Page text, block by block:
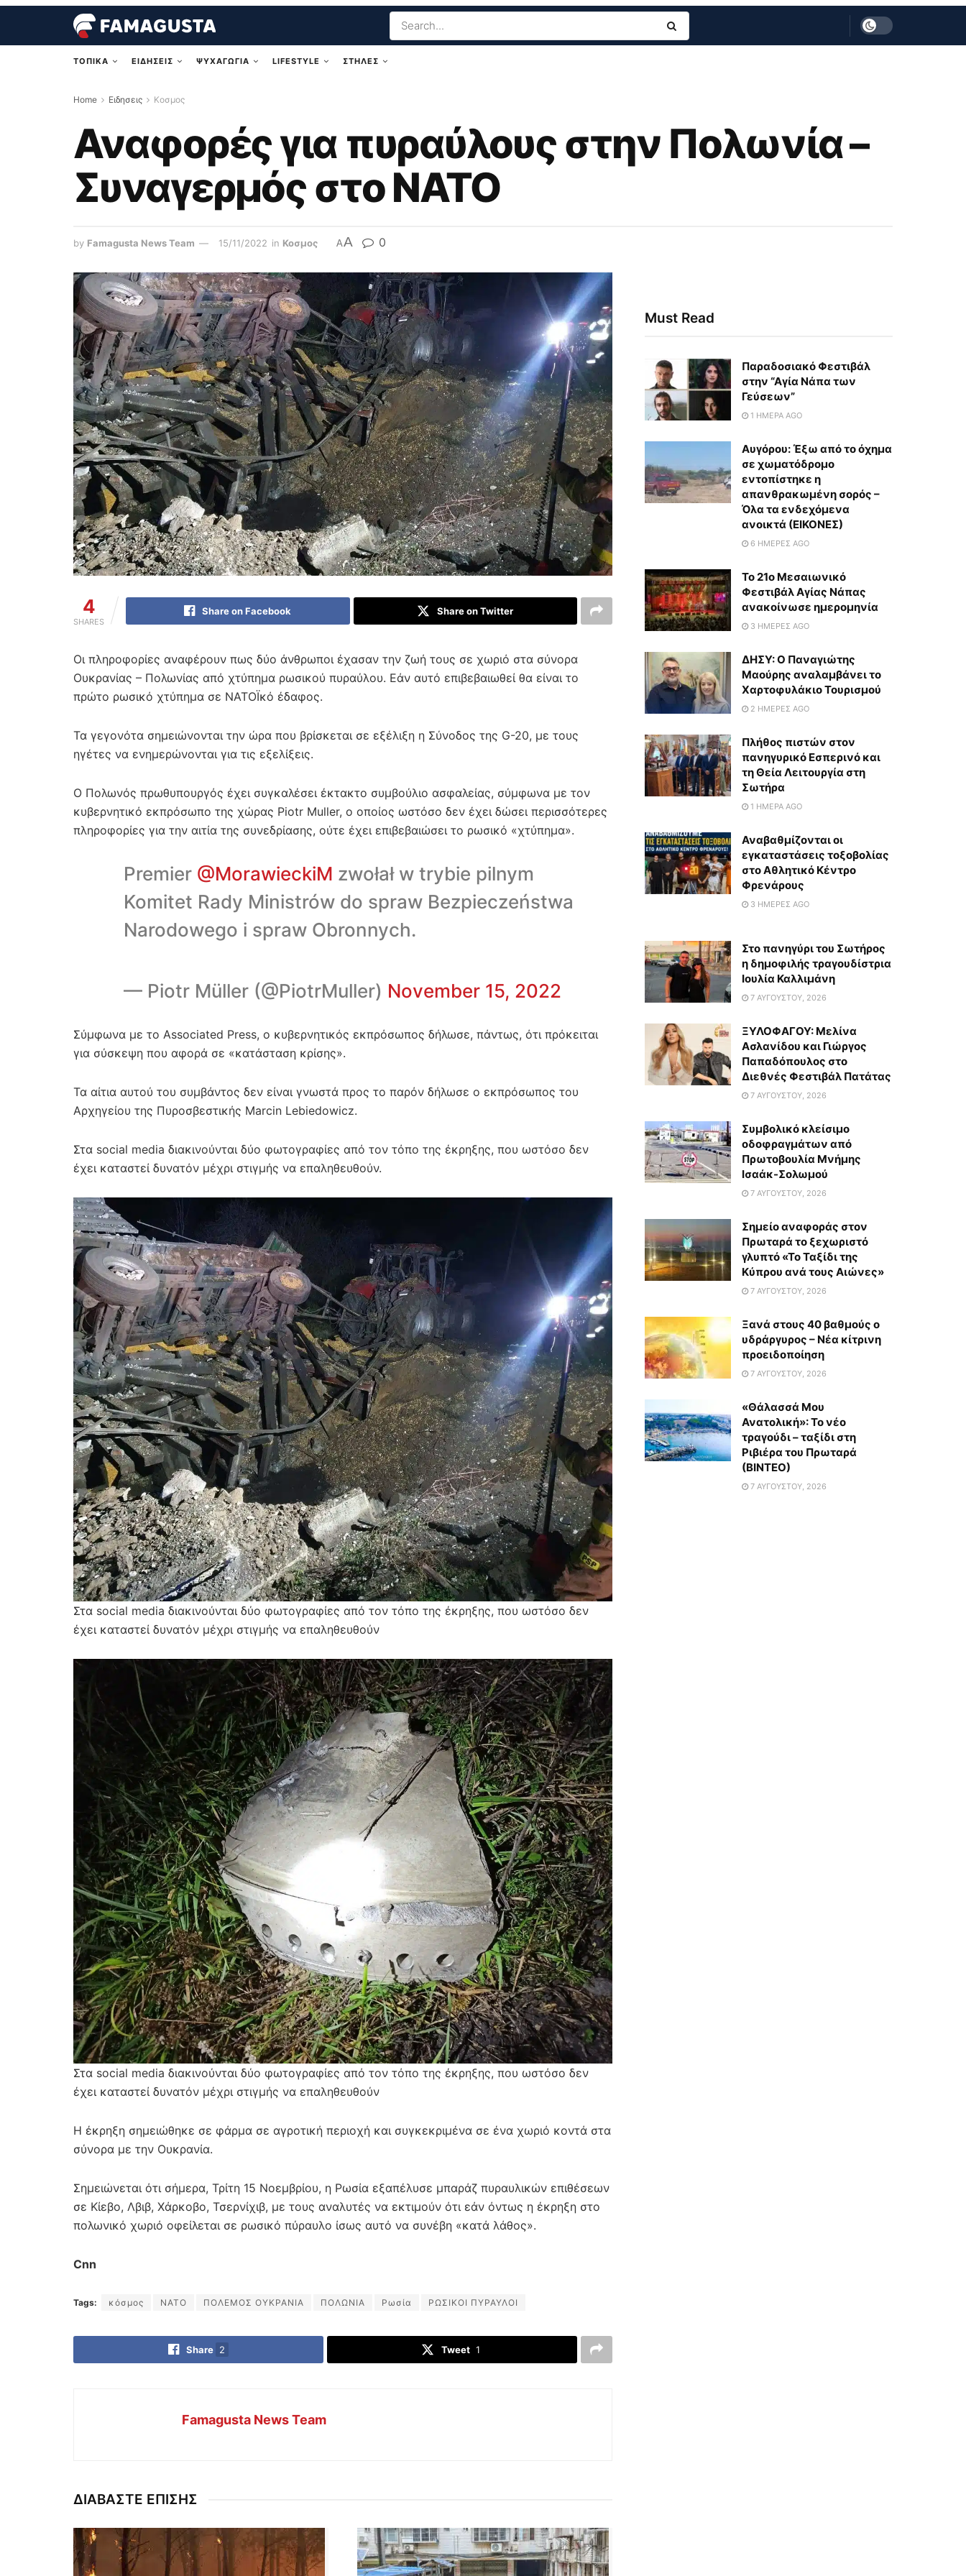
ΤΟΠΙΚΑ ΕΙΔΗΣΕΙΣ ΨΥΧΑΓΩΓΙΑ LIFESTYLE ΣΤΗΛΕΣ
Home Ειδησεις Κοσμος
Αναφορές για πυραύλους στην Πολωνία –
Συναγερμός στο ΝΑΤΟ
by Famagusta News Team 15/11/2022 in Κοσμος AA 0
4
SHARES
Share on Facebook Share on Twitter
Οι πληροφορίες αναφέρουν πως δύο άνθρωποι έχασαν την ζωή τους σε χωριό στα σύνορα
Ουκρανίας – Πολωνίας από χτύπημα ρωσικού πυραύλου. Εάν αυτό επιβεβαιωθεί θα είναι το
πρώτο ρωσικό χτύπημα σε ΝΑΤΟΪκό έδαφος.
Τα γεγονότα σημειώνονται την ώρα που βρίσκεται σε εξέλιξη η Σύνοδος της G-20, με τους
ηγέτες να ενημερώνονται για τις εξελίξεις.
Ο Πολωνός πρωθυπουργός έχει συγκαλέσει έκτακτο συμβούλιο ασφαλείας, σύμφωνα με τον
κυβερνητικό εκπρόσωπο της χώρας Piotr Muller, ο οποίος ωστόσο δεν έχει δώσει περισσότερες
πληροφορίες για την αιτία της συνεδρίασης, ούτε έχει επιβεβαιώσει το ρωσικό «χτύπημα».
Premier @MorawieckiM zwołał w trybie pilnym
Komitet Rady Ministrów do spraw Bezpieczeństwa
Narodowego i spraw Obronnych.
— Piotr Müller (@PiotrMuller) November 15, 2022
Σύμφωνα με το Associated Press, ο κυβερνητικός εκπρόσωπος δήλωσε, πάντως, ότι πρόκειται
για σύσκεψη που αφορά σε «κατάσταση κρίσης».
Τα αίτια αυτού του συμβάντος δεν είναι γνωστά προς το παρόν δήλωσε ο εκπρόσωπος του
Αρχηγείου της Πυροσβεστικής Marcin Lebiedowicz.
Στα social media διακινούνται δύο φωτογραφίες από τον τόπο της έκρηξης, που ωστόσο δεν
έχει καταστεί δυνατόν μέχρι στιγμής να επαληθευθούν.
Στα social media διακινούνται δύο φωτογραφίες από τον τόπο της έκρηξης, που ωστόσο δεν
έχει καταστεί δυνατόν μέχρι στιγμής να επαληθευθούν
Στα social media διακινούνται δύο φωτογραφίες από τον τόπο της έκρηξης, που ωστόσο δεν
έχει καταστεί δυνατόν μέχρι στιγμής να επαληθευθούν
Η έκρηξη σημειώθηκε σε φάρμα σε αγροτική περιοχή και συγκεκριμένα σε ένα χωριό κοντά στα
σύνορα με την Ουκρανία.
Σημειώνεται ότι σήμερα, Τρίτη 15 Νοεμβρίου, η Ρωσία εξαπέλυσε μπαράζ πυραυλικών επιθέσεων
σε Κίεβο, Λβιβ, Χάρκοβο, Τσερνίχιβ, με τους αναλυτές να εκτιμούν ότι εάν όντως η έκρηξη στο
πολωνικό χωριό οφείλεται σε ρωσικό πύραυλο ίσως αυτό να συνέβη «κατά λάθος».
Cnn
Tags: κόσμος ΝΑΤΟ ΠΟΛΕΜΟΣ ΟΥΚΡΑΝΙΑ ΠΟΛΩΝΙΑ Ρωσία ΡΩΣΙΚΟΙ ΠΥΡΑΥΛΟΙ
Share 2 Tweet 1
Famagusta News Team
ΔΙΑΒΑΣΤΕ ΕΠΙΣΗΣ
Must Read
Παραδοσιακό Φεστιβάλ
στην “Αγία Νάπα των
Γεύσεων”
1 ΗΜΈΡΑ AGO
Αυγόρου: Έξω από το όχημα
σε χωματόδρομο
εντοπίστηκε η
απανθρακωμένη σορός –
Όλα τα ενδεχόμενα
ανοικτά (ΕΙΚΟΝΕΣ)
6 ΗΜΈΡΕΣ AGO
To 21ο Μεσαιωνικό
Φεστιβάλ Αγίας Νάπας
ανακοίνωσε ημερομηνία
3 ΗΜΈΡΕΣ AGO
ΔΗΣΥ: Ο Παναγιώτης
Μαούρης αναλαμβάνει το
Χαρτοφυλάκιο Τουρισμού
2 ΗΜΈΡΕΣ AGO
Πλήθος πιστών στον
πανηγυρικό Εσπερινό και
τη Θεία Λειτουργία στη
Σωτήρα
1 ΗΜΈΡΑ AGO
Αναβαθμίζονται οι
εγκαταστάσεις τοξοβολίας
στο Αθλητικό Κέντρο
Φρενάρους
3 ΗΜΈΡΕΣ AGO
Στο πανηγύρι του Σωτήρος
η δημοφιλής τραγουδίστρια
Ιουλία Καλλιμάνη
7 ΑΥΓΟΎΣΤΟΥ, 2026
ΞΥΛΟΦΑΓΟΥ: Μελίνα
Ασλανίδου και Γιώργος
Παπαδόπουλος στο
Διεθνές Φεστιβάλ Πατάτας
7 ΑΥΓΟΎΣΤΟΥ, 2026
Συμβολικό κλείσιμο
οδοφραγμάτων από
Πρωτοβουλία Μνήμης
Ισαάκ-Σολωμού
7 ΑΥΓΟΎΣΤΟΥ, 2026
Σημείο αναφοράς στον
Πρωταρά το ξεχωριστό
γλυπτό «Το Ταξίδι της
Κύπρου ανά τους Αιώνες»
7 ΑΥΓΟΎΣΤΟΥ, 2026
Ξανά στους 40 βαθμούς ο
υδράργυρος – Νέα κίτρινη
προειδοποίηση
7 ΑΥΓΟΎΣΤΟΥ, 2026
«Θάλασσά Μου
Ανατολική»: Το νέο
τραγούδι – ταξίδι στη
Ριβιέρα του Πρωταρά
(ΒΙΝΤΕΟ)
7 ΑΥΓΟΎΣΤΟΥ, 2026